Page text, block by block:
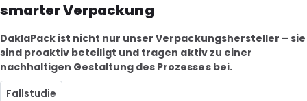
smarter Verpackung
DaklaPack ist nicht nur unser Verpackungshersteller – sie
sind proaktiv beteiligt und tragen aktiv zu einer
nachhaltigen Gestaltung des Prozesses bei.
Fallstudie